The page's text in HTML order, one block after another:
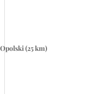
(25 km)